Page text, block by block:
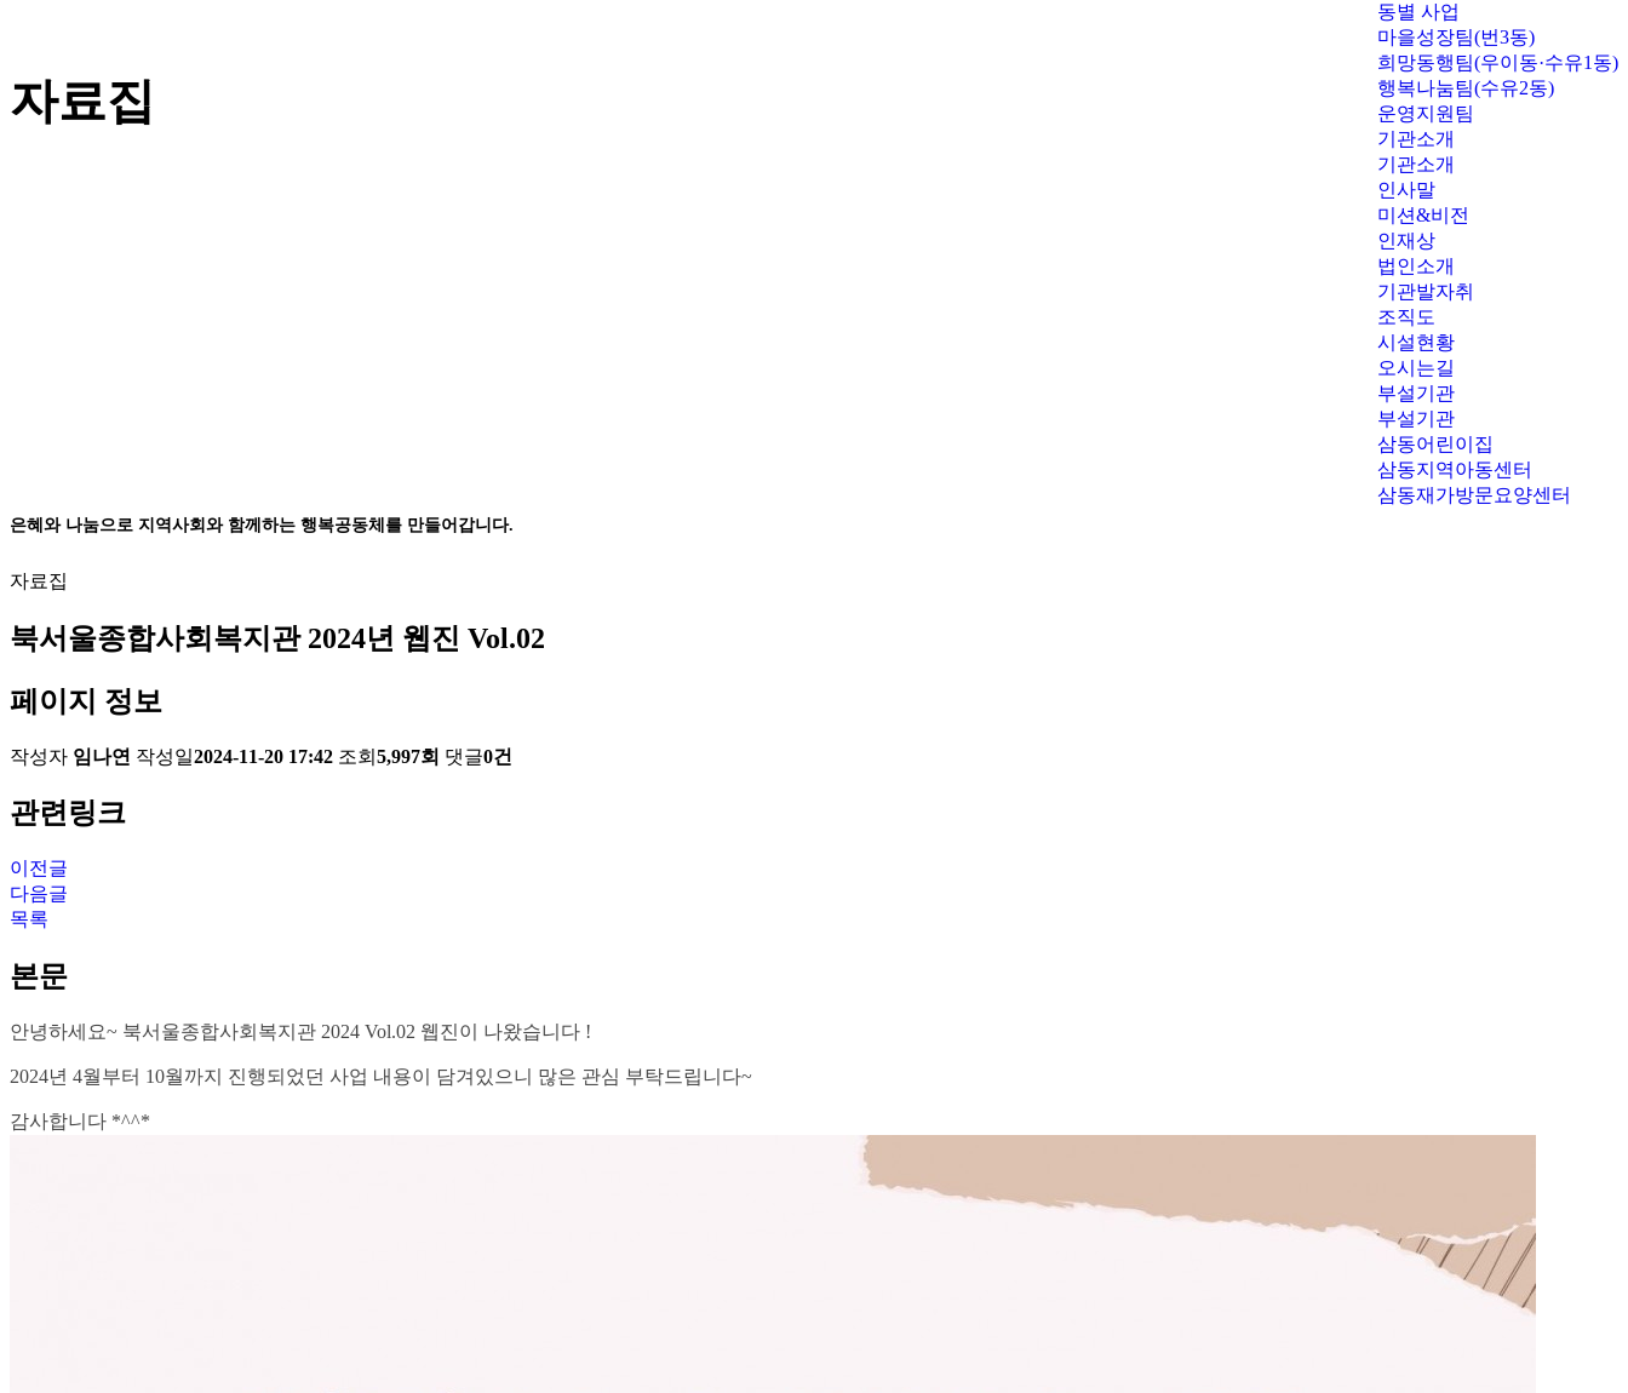
동별 사업
마을성장팀(번3동)
희망동행팀(우이동·수유1동)
행복나눔팀(수유2동)
운영지원팀
기관소개
기관소개
인사말
미션&비전
인재상
법인소개
기관발자취
조직도
시설현황
오시는길
부설기관
부설기관
삼동어린이집
삼동지역아동센터
삼동재가방문요양센터
자료집
은혜와 나눔으로 지역사회와 함께하는 행복공동체를 만들어갑니다.
자료집
북서울종합사회복지관 2024년 웹진 Vol.02
페이지 정보
작성자 임나연 작성일2024-11-20 17:42 조회 5,997회 댓글0건
관련링크
이전글
다음글
목록
본문
안녕하세요~ 북서울종합사회복지관 2024 Vol.02 웹진이 나왔습니다 !
2024년 4월부터 10월까지 진행되었던 사업 내용이 담겨있으니 많은 관심 부탁드립니다~
감사합니다 *^^*